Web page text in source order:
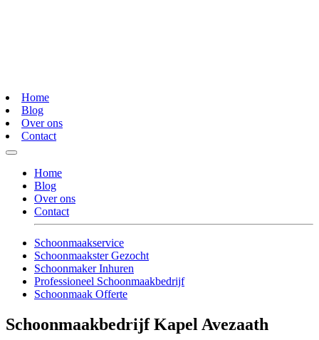
Home
Blog
Over ons
Contact
Home
Blog
Over ons
Contact
Schoonmaakservice
Schoonmaakster Gezocht
Schoonmaker Inhuren
Professioneel Schoonmaakbedrijf
Schoonmaak Offerte
Schoonmaakbedrijf Kapel Avezaath